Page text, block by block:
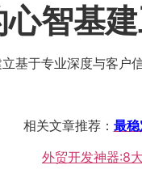
智基
基于专业深度与客户
相关文章推荐： 最
外贸开发神器:8